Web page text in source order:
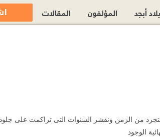
نتجرد من الزمن ونقشر السنوات التى تراكمت على
الوجود
أبجد المؤلفون المقالات